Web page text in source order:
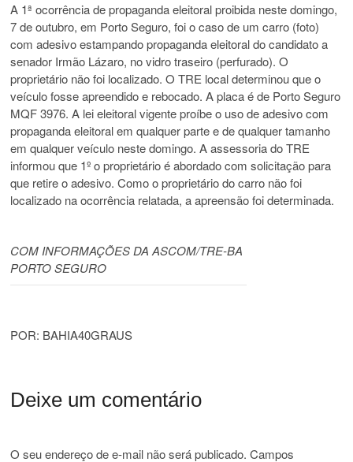
A 1ª ocorrência de propaganda eleitoral proibida neste domingo,
7 de outubro, em Porto Seguro, foi o caso de um carro (foto)
com adesivo estampando propaganda eleitoral do candidato a
senador Irmão Lázaro, no vidro traseiro (perfurado). O
proprietário não foi localizado. O TRE local determinou que o
veículo fosse apreendido e rebocado. A placa é de Porto Seguro
MQF 3976. A lei eleitoral vigente proíbe o uso de adesivo com
propaganda eleitoral em qualquer parte e de qualquer tamanho
em qualquer veículo neste domingo. A assessoria do TRE
informou que 1º o proprietário é abordado com solicitação para
que retire o adesivo. Como o proprietário do carro não foi
localizado na ocorrência relatada, a apreensão foi determinada.
COM INFORMAÇÕES DA ASCOM/TRE-BA
PORTO SEGURO
POR: BAHIA40GRAUS
Deixe um comentário
O seu endereço de e-mail não será publicado. Campos